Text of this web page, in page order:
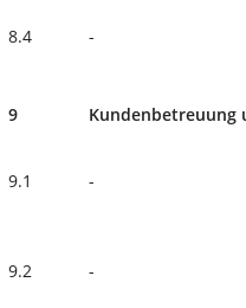
8.4 -
9 Kundenbetreuung
9.1 -
9.2 -